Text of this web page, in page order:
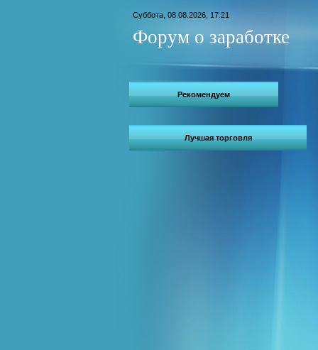
Суббота, 08.08.2026, 17:21
Форум о заработке
Рекомендуем
Лучшая торговля